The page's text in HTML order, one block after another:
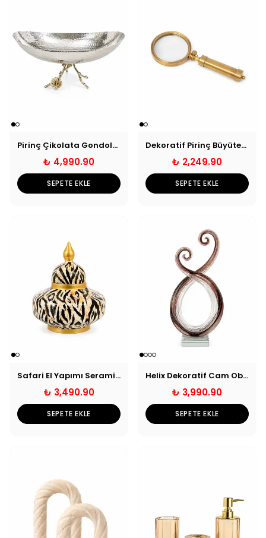
Pirinç Çikolata Gondolu - Gümüş
₺ 4,990.90
SEPETE EKLE
Dekoratif Pirinç Büyüteç 8x21 cm
₺ 2,249.90
SEPETE EKLE
Safari El Yapımı Seramik Dekoratif Küp
₺ 3,490.90
SEPETE EKLE
Helix Dekoratif Cam Obje
₺ 3,990.90
SEPETE EKLE